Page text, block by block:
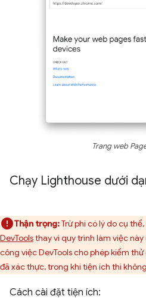
Trang web
Chạy Lighthouse dưới
Thận trọng:Trừ phi có lý do cụ
DevToolsthay vì quy trình làm việc
công việc DevTools cho phép kiểm
đã xác thực, trong khi tiện ích thì
Cách cài đặt tiện ích: